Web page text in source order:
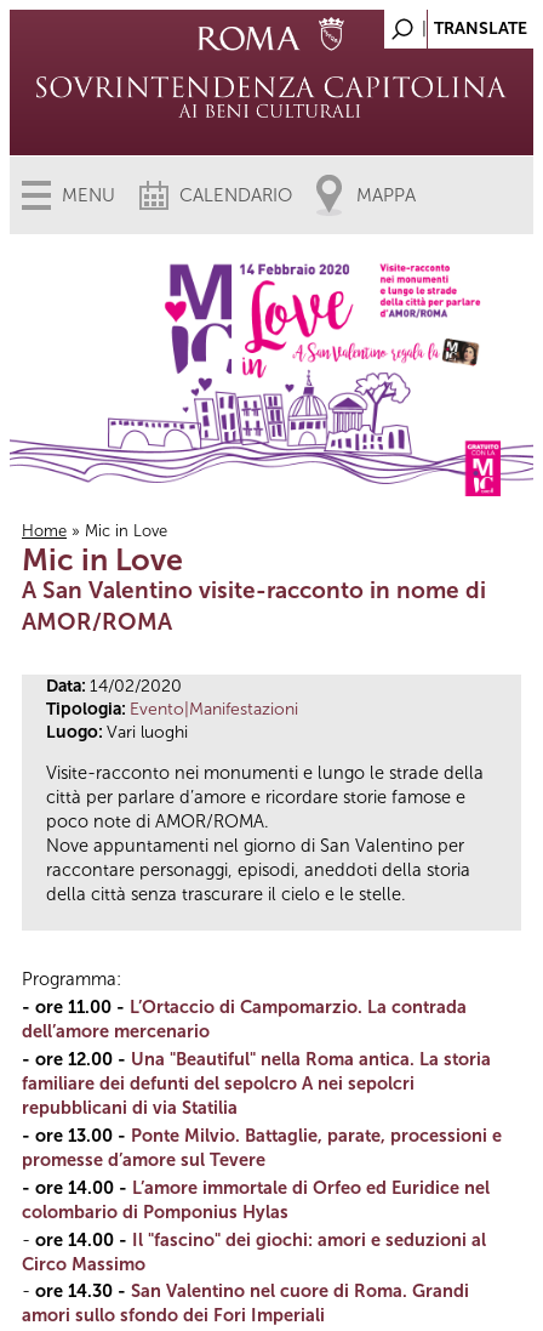
MENU CALENDARIO MAPPA
Tu sei qui
Home » Mic in Love
Mic in Love
A San Valentino visite-racconto in nome di
AMOR/ROMA
Data: 14/02/2020
Tipologia: Evento|Manifestazioni
Luogo: Vari luoghi
Visite-racconto nei monumenti e lungo le strade della
città per parlare d’amore e ricordare storie famose e
poco note di AMOR/ROMA.
Nove appuntamenti nel giorno di San Valentino per
raccontare personaggi, episodi, aneddoti della storia
della città senza trascurare il cielo e le stelle.
Programma:
- ore 11.00 - L’Ortaccio di Campomarzio. La contrada
dell’amore mercenario
- ore 12.00 - Una "Beautiful" nella Roma antica. La storia
familiare dei defunti del sepolcro A nei sepolcri
repubblicani di via Statilia
- ore 13.00 - Ponte Milvio. Battaglie, parate, processioni e
promesse d’amore sul Tevere
- ore 14.00 - L’amore immortale di Orfeo ed Euridice nel
colombario di Pomponius Hylas
- ore 14.00 - Il "fascino" dei giochi: amori e seduzioni al
Circo Massimo
- ore 14.30 - San Valentino nel cuore di Roma. Grandi
amori sullo sfondo dei Fori Imperiali